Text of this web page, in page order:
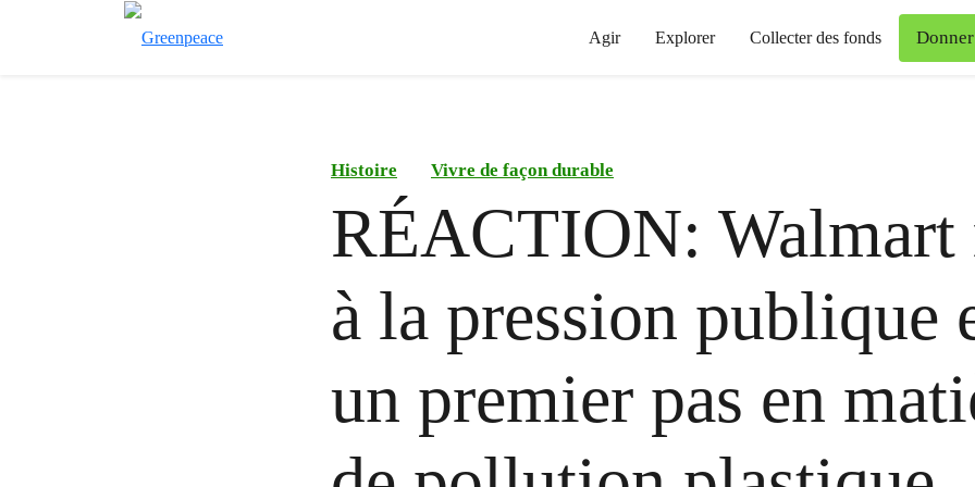
Agir Explorer Collecter des fonds Donner
Histoire Vivre de façon durable
RÉACTION: Walmart
à la pression publique
un premier pas en